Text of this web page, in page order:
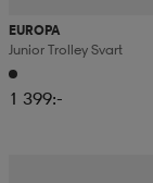
EUROPA
Junior Trolley Svart
1 399:-